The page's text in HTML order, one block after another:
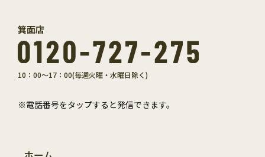
箕面店
10：00～17：00(毎週火曜・水曜日除く)
※電話番号をタップすると発信できます。